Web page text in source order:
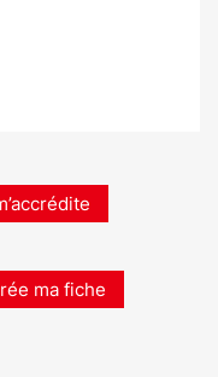
ma fiche